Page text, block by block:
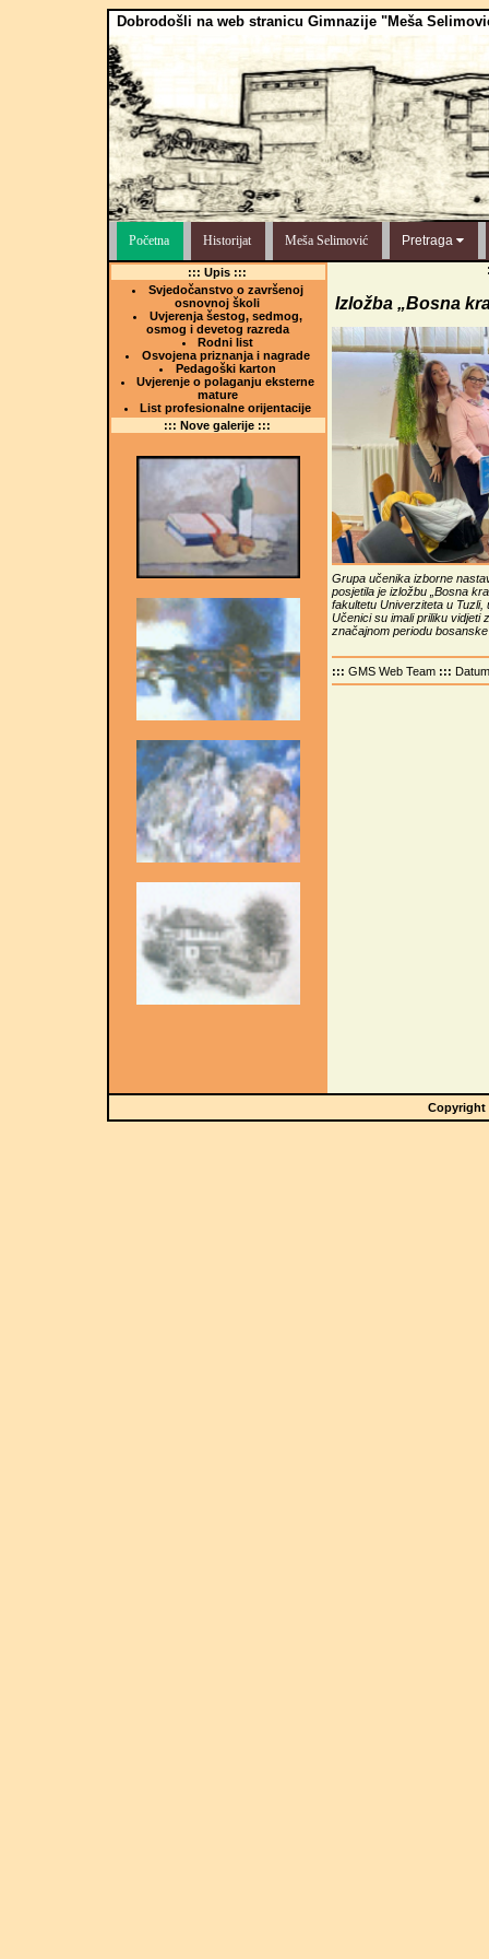
Dobrodošli na web stranicu Gimnazije "Meša
Početna Historijat Meša Selimović Pretraga
::: Upis :::
Svjedočanstvo o završenoj
osnovnoj školi
Uvjerenja šestog, sedmog,
osmog i devetog razreda
Rodni list
Osvojena priznanja i nagrade
Pedagoški karton
Uvjerenje o polaganju eksterne
mature
List profesionalne orijentacije
::: Nove galerije :::
Izložba „Bosna
Grupa učenika izborne
posjetila je izložbu „Bosna
fakultetu Univerziteta u
Učenici su imali priliku vidjeti
značajnom periodu
::: GMS Web Team :::
Copyright